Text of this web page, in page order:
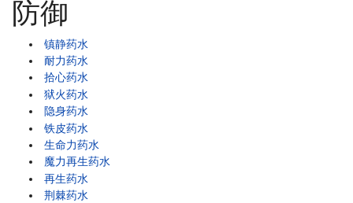
防御
镇静药水
耐力药水
拾心药水
狱火药水
隐身药水
铁皮药水
生命力药水
魔力再生药水
再生药水
荆棘药水